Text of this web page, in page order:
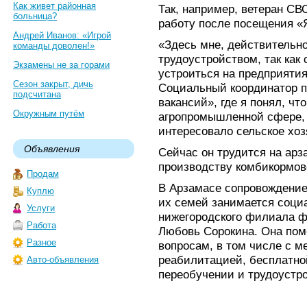
Как живет районная
больница?
Андрей Иванов: «Игрой
команды доволен!»
Экзамены не за горами
Сезон закрыт, дичь
подсчитана
Окружным путём
Объявления
Продам
Куплю
Услуги
Работа
Разное
Авто-объявления
Так, например, ветеран
работу после посещения
«Здесь мне,
трудоустройством, так
устроиться на
Социальный координатор
вакансий», где я понял,
агропромышленной
интересовало сельское
Сейчас он трудится на
производству
В Арзамасе
их семей занимается
нижегородского филиала
Любовь Сорокина. Она
вопросам, в том числе с
реабилитацией,
переобучении и